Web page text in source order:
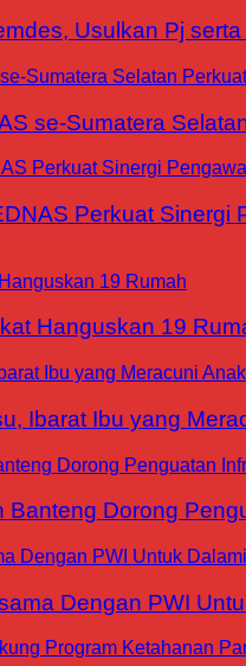
Usulkan Pj
se-Sumatera
Perkuat Sinergi
Hanguskan 19
Ibarat Ibu yang
Banteng Dorong
Dengan PWI